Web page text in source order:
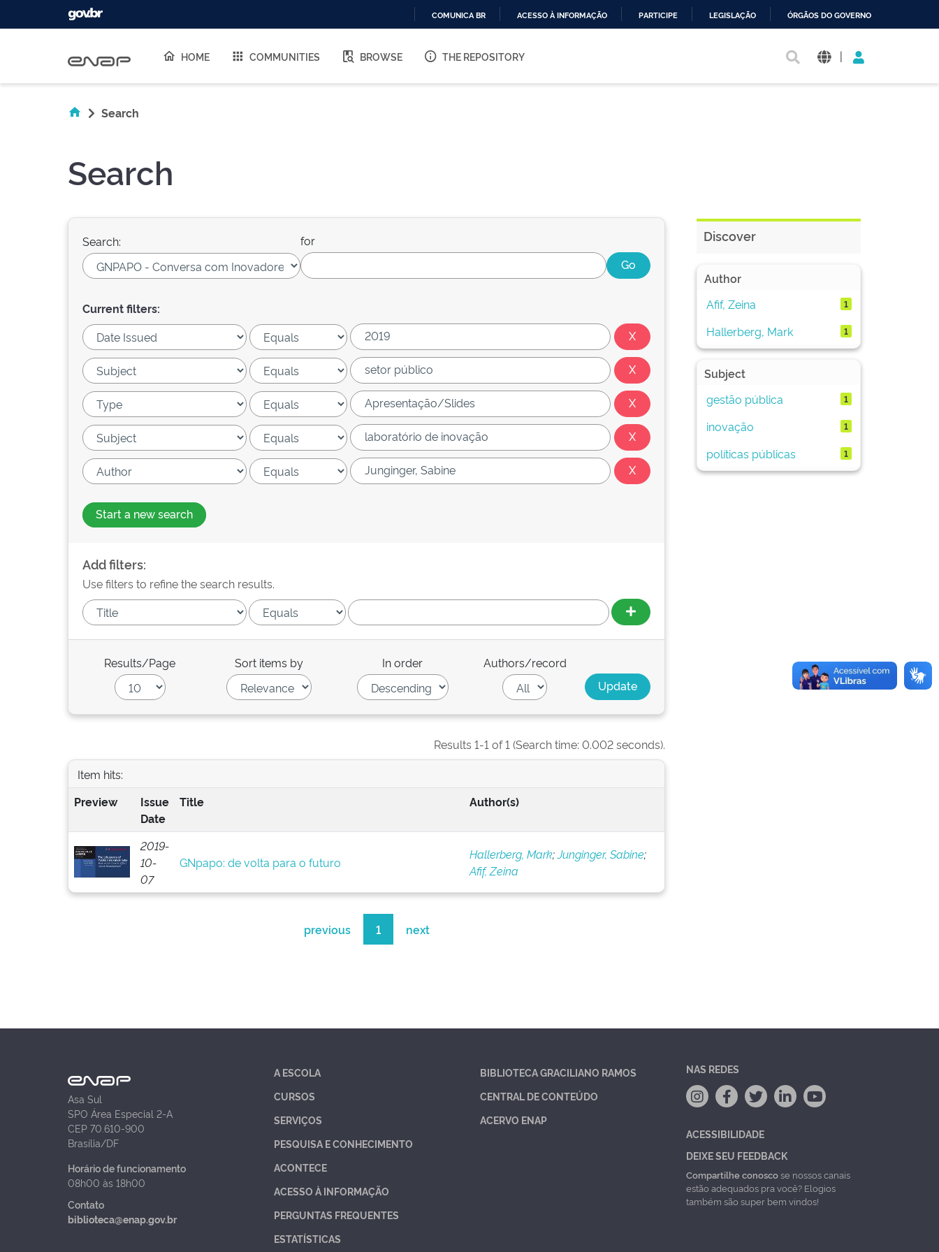
O
COMUNICA BR ACESSO À INFORMAÇÃO PARTICIPE LEGISLAÇÃO ÓRGÃOS DO GOVERNO
HOME COMMUNITIES BROWSE THE REPOSITORY |
Search
Search
Search: for
Current filters:
Start a new search
Add filters:
Use filters to refine the search results.
Results/Page Sort items by In order Authors/record
Results 1-1 of 1 (Search time: 0.002 seconds).
Item hits:
Preview
Issue
Date
Title Author(s)
2019-
10-
07
GNpapo: de volta para o futuro
Hallerberg, Mark;Junginger, Sabine;
Afif, Zeina
previous 1 next
Discover
Author
Afif, Zeina
1
Hallerberg, Mark 1
Subject
gestão pública
1
inovação 1
políticas públicas 1
Asa Sul
SPO Área Especial 2-A
CEP 70.610-900
Brasília/DF
Horário de funcionamento
08h00 às 18h00
Contato
biblioteca@enap.gov.br
A ESCOLA
CURSOS
SERVIÇOS
PESQUISA E CONHECIMENTO
ACONTECE
ACESSO À INFORMAÇÃO
PERGUNTAS FREQUENTES
ESTATÍSTICAS
BIBLIOTECA GRACILIANO RAMOS
CENTRAL DE CONTEÚDO
ACERVO ENAP
NAS REDES
ACESSIBILIDADE
DEIXE SEU FEEDBACK
Compartilhe conoscose nossos canais
estão adequados pra você? Elogios
também são super bem vindos!